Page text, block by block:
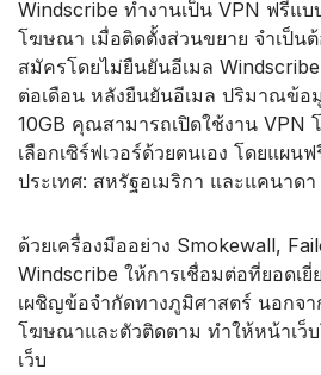
Windscribe ทำงานเป็น VPN ฟรีแ
โฆษณา เมื่อติดตั้งส่วนขยาย จำเป็น
สมัครโดยไม่ยืนยันอีเมล
ต่อเดือน หลังยืนยันอีเมล ปริมาณข้อ
10GB คุณสามารถเปิดใช้งาน VPN
เลือกเซิร์ฟเวอร์ด้วยตนเอง โดยแผน
ประเทศ: สหรัฐอเมริกา และแคนาดา
ด้วยเครื่องมืออย่าง Smokewall,
Windscribe ให้การเชื่อมต่อที่ยอดเ
เผชิญข้อจำกัดทางภูมิศาสตร์ นอกจ
โฆษณาและตัวติดตาม ทำให้หน้าเว็
เว็บ